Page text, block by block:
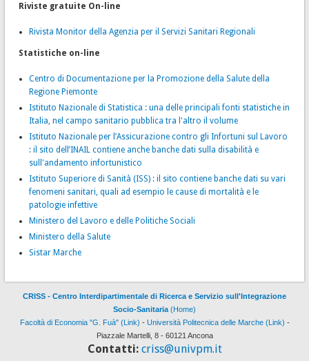
Riviste gratuite On-line
Rivista Monitor della Agenzia per il Servizi Sanitari Regionali
Statistiche on-line
Centro di Documentazione per la Promozione della Salute della
Regione Piemonte
Istituto Nazionale di Statistica : una delle principali fonti statistiche in
Italia, nel campo sanitario pubblica tra l'altro il volume
Istituto Nazionale per l’Assicurazione contro gli Infortuni sul Lavoro
: il sito dell’INAIL contiene anche banche dati sulla disabilità e
sull'andamento infortunistico
Istituto Superiore di Sanità (ISS) : il sito contiene banche dati su vari
fenomeni sanitari, quali ad esempio le cause di mortalità e le
patologie infettive
Ministero del Lavoro e delle Politiche Sociali
Ministero della Salute
Sistar Marche
CRISS - Centro Interdipartimentale di Ricerca e Servizio sull'Integrazione
Socio-Sanitaria (Home)
Facoltà di Economia "G. Fuà" (Link) - Università Politecnica delle Marche (Link) -
Piazzale Martelli, 8 - 60121 Ancona
Contatti: criss@univpm.it